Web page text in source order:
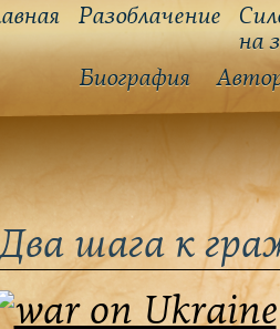
Разоблачение
на
Биография
шага к